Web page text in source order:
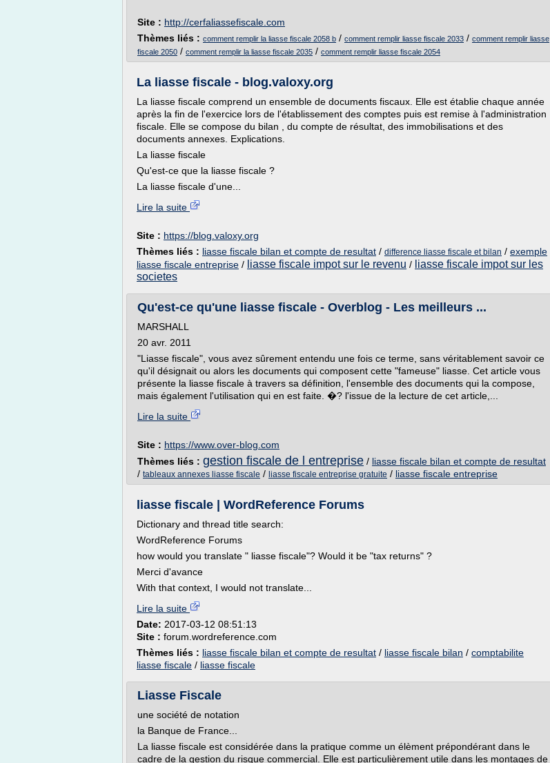
Site : http://cerfaliassefiscale.com
Thèmes liés : comment remplir la liasse fiscale 2058 b / comment remplir liasse fiscale 2033 / comment remplir liasse
fiscale 2050 / comment remplir la liasse fiscale 2035 / comment remplir liasse fiscale 2054
La liasse fiscale - blog.valoxy.org
La liasse fiscale comprend un ensemble de documents fiscaux. Elle est établie chaque année
après la fin de l'exercice lors de l'établissement des comptes puis est remise à l'administration
fiscale. Elle se compose du bilan , du compte de résultat, des immobilisations et des
documents annexes. Explications.
La liasse fiscale
Qu'est-ce que la liasse fiscale ?
La liasse fiscale d'une...
Lire la suite
Site : https://blog.valoxy.org
Thèmes liés : liasse fiscale bilan et compte de resultat / difference liasse fiscale et bilan / exemple
liasse fiscale entreprise / liasse fiscale impot sur le revenu / liasse fiscale impot sur les
societes
Qu'est-ce qu'une liasse fiscale - Overblog - Les meilleurs ...
MARSHALL
20 avr. 2011
"Liasse fiscale", vous avez sûrement entendu une fois ce terme, sans véritablement savoir ce
qu'il désignait ou alors les documents qui composent cette "fameuse" liasse. Cet article vous
présente la liasse fiscale à travers sa définition, l'ensemble des documents qui la compose,
mais également l'utilisation qui en est faite. �? l'issue de la lecture de cet article,...
Lire la suite
Site : https://www.over-blog.com
Thèmes liés : gestion fiscale de l entreprise / liasse fiscale bilan et compte de resultat
/ tableaux annexes liasse fiscale / liasse fiscale entreprise gratuite / liasse fiscale entreprise
liasse fiscale | WordReference Forums
Dictionary and thread title search:
WordReference Forums
how would you translate " liasse fiscale"? Would it be "tax returns" ?
Merci d'avance
With that context, I would not translate...
Lire la suite
Date: 2017-03-12 08:51:13
Site : forum.wordreference.com
Thèmes liés : liasse fiscale bilan et compte de resultat / liasse fiscale bilan / comptabilite
liasse fiscale / liasse fiscale
Liasse Fiscale
une société de notation
la Banque de France...
La liasse fiscale est considérée dans la pratique comme un élèment prépondérant dans le
cadre de la gestion du risque commercial. Elle est particulièrement utile dans les montages de